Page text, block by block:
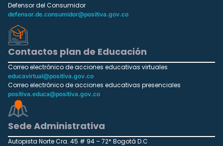
Defensor del Consumidor
defensor.de.consumidor@positiva.gov.co
Contactos plan de Educación
Correo electrónico de acciones educativas virtuales
educavirtual@positiva.gov.co
Correo electrónico de acciones educativas presenciales
positiva.educa@positiva.gov.co
Sede Administrativa
Autopista Norte Cra. 45 # 94 – 72* Bogotá D.C